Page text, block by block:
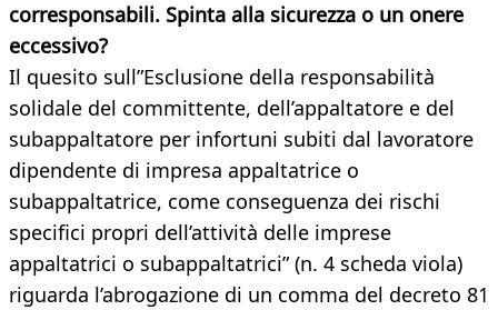
corresponsabili. Spinta alla sicurezza o un onere
eccessivo?
Il quesito sull”Esclusione della responsabilità
solidale del committente, dell’appaltatore e del
subappaltatore per infortuni subiti dal lavoratore
dipendente di impresa appaltatrice o
subappaltatrice, come conseguenza dei rischi
specifici propri dell’attività delle imprese
appaltatrici o subappaltatrici” (n. 4 scheda viola)
riguarda l’abrogazione di un comma del decreto 81